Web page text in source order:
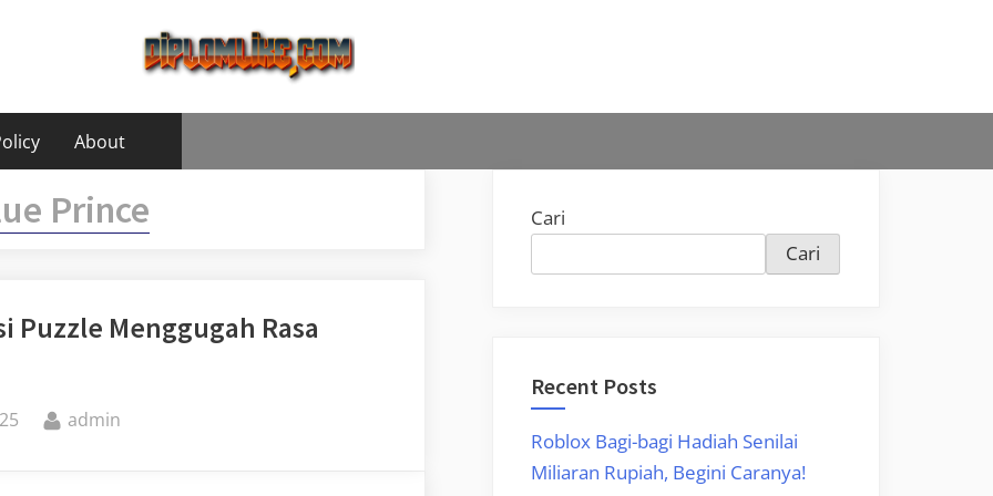
About
Prince
Puzzle Menggugah Rasa
By
admin
Cari
Cari
Recent Posts
Roblox Bagi-bagi Hadiah Senilai
Miliaran Rupiah, Begini Caranya!